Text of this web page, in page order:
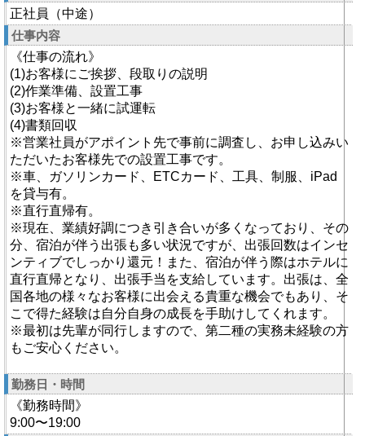
正社員（中途）
仕事内容
《仕事の流れ》
(1)お客様にご挨拶、段取りの説明
(2)作業準備、設置工事
(3)お客様と一緒に試運転
(4)書類回収
※営業社員がアポイント先で事前に調査し、お申し込みい
ただいたお客様先での設置工事です。
※車、ガソリンカード、ETCカード、工具、制服、iPad
を貸与有。
※直行直帰有。
※現在、業績好調につき引き合いが多くなっており、その
分、宿泊が伴う出張も多い状況ですが、出張回数はインセ
ンティブでしっかり還元！また、宿泊が伴う際はホテルに
直行直帰となり、出張手当を支給しています。出張は、全
国各地の様々なお客様に出会える貴重な機会でもあり、そ
こで得た経験は自分自身の成長を手助けしてくれます。
※最初は先輩が同行しますので、第二種の実務未経験の方
もご安心ください。
勤務日・時間
《勤務時間》
9:00〜19:00